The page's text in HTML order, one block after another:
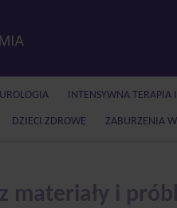
INTENSYWNA TERAPIA
DZIECI ZDROWE ZABURZENIA
materiały i